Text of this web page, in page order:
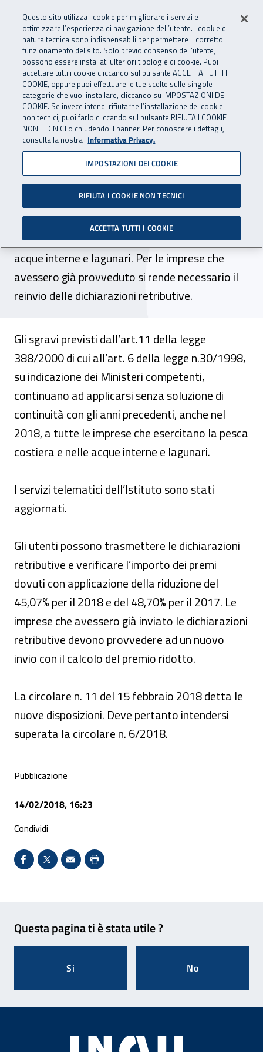
INAIL - Istituto Nazionale
Apri cerca
Navigazione principale
Navigazione - Ti trovi in:
Home Inail comunica Avvisi
Sgravi pesca costiera e
nelle acque interne e
lagunari
Continuano ad applicarsi anche nel 2018 gli
sgravi previsti dalla l. 388/2000 per tutte le
imprese che esercitano la pesca costiera e nelle
acque interne e lagunari. Per le imprese che
avessero già provveduto si rende necessario il
reinvio delle dichiarazioni retributive.
Gli sgravi previsti dall’art.11 della legge
388/2000 di cui all’art. 6 della legge n.30/1998,
su indicazione dei Ministeri competenti,
continuano ad applicarsi senza soluzione di
continuità con gli anni precedenti, anche nel
2018, a tutte le imprese che esercitano la pesca
costiera e nelle acque interne e lagunari.
I servizi telematici dell’Istituto sono stati
aggiornati.
Gli utenti possono trasmettere le dichiarazioni
retributive e verificare l’importo dei premi
dovuti con applicazione della riduzione del
45,07% per il 2018 e del 48,70% per il 2017. Le
imprese che avessero già inviato le dichiarazioni
retributive devono provvedere ad un nuovo
invio con il calcolo del premio ridotto.
La circolare n. 11 del 15 febbraio 2018 detta le
nuove disposizioni. Deve pertanto intendersi
superata la circolare n. 6/2018.
Condivisione social
Pubblicazione
14/02/2018, 16:23
Condividi
Condividi su Facebook - Sito esterno - Apertura in
X - Sito esterno - Apertura in nuova finestra
Invio Mail: apre il programma di posta
Stampa pagina: scelta meno
Questa pagina ti è stata utile ?
Si No
Questo sito utilizza i cookie per migliorare i servizi e
ottimizzare l’esperienza di navigazione dell’utente. I cookie di
natura tecnica sono indispensabili per permettere il corretto
funzionamento del sito. Solo previo consenso dell’utente,
possono essere installati ulteriori tipologie di cookie. Puoi
accettare tutti i cookie cliccando sul pulsante ACCETTA TUTTI I
COOKIE, oppure puoi effettuare le tue scelte sulle singole
categorie che vuoi installare, cliccando su IMPOSTAZIONI DEI
COOKIE. Se invece intendi rifiutarne l’installazione dei cookie
non tecnici, puoi farlo cliccando sul pulsante RIFIUTA I COOKIE
NON TECNICI o chiudendo il banner. Per conoscere i dettagli,
consulta la nostra Informativa Privacy.
IMPOSTAZIONI DEI COOKIE
RIFIUTA I COOKIE NON TECNICI
ACCETTA TUTTI I COOKIE